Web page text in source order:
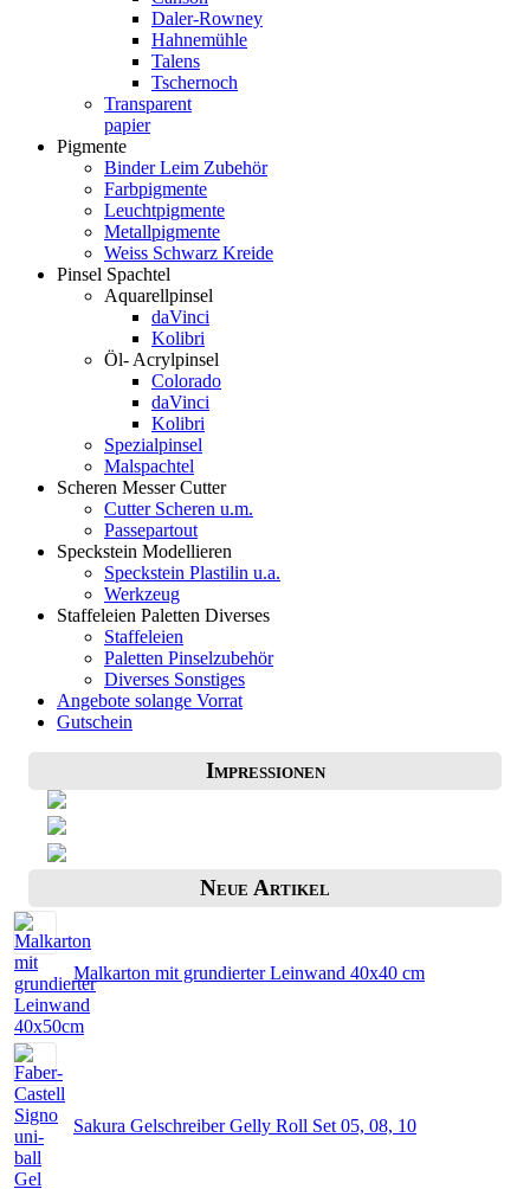
Daler-Rowney
Hahnemühle
Talens
Tschernoch
Transparent
papier
Pigmente
Binder Leim Zubehör
Farbpigmente
Leuchtpigmente
Metallpigmente
Weiss Schwarz Kreide
Pinsel Spachtel
Aquarellpinsel
daVinci
Kolibri
Öl- Acrylpinsel
Colorado
daVinci
Kolibri
Spezialpinsel
Malspachtel
Scheren Messer Cutter
Cutter Scheren u.m.
Passepartout
Speckstein Modellieren
Speckstein Plastilin u.a.
Werkzeug
Staffeleien Paletten Diverses
Staffeleien
Paletten Pinselzubehör
Diverses Sonstiges
Angebote solange Vorrat
Gutschein
Impressionen
Neue Artikel
Malkarton mit grundierter Leinwand 40x40 cm
Sakura Gelschreiber Gelly Roll Set 05, 08, 10